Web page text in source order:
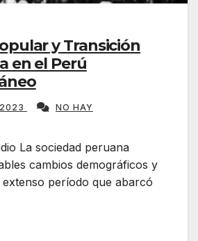
y Transición
en el Perú
NO HAY
La sociedad peruana
cambios demográficos y
período que abarcó